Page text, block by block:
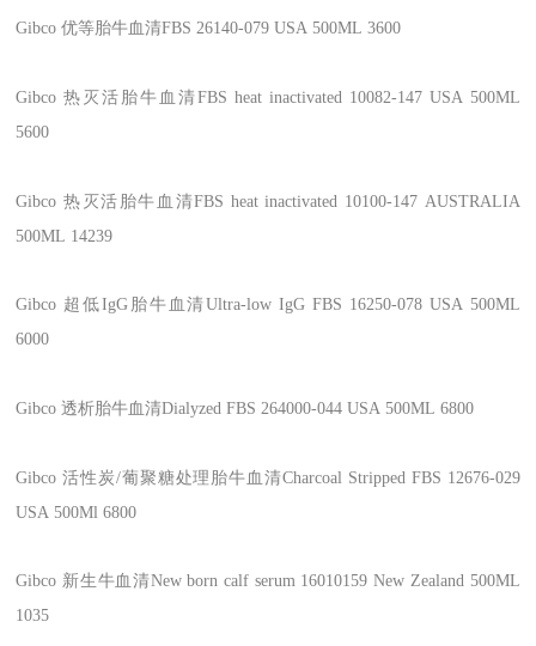
Gibco优等胎牛血清FBS 26140-079 USA 500ML 3600
Gibco热灭活胎牛血清FBS heat inactivated 10082-147 USA 500ML
5600
Gibco热灭活胎牛血清FBS heat inactivated 10100-147 AUSTRALIA
500ML 14239
Gibco 超低IgG胎牛血清Ultra-low IgG FBS 16250-078 USA 500ML
6000
Gibco透析胎牛血清Dialyzed FBS 264000-044 USA 500ML 6800
Gibco活性炭/葡聚糖处理胎牛血清Charcoal Stripped FBS 12676-029
USA 500Ml 6800
Gibco 新生牛血清New born calf serum 16010159 New Zealand 500ML
1035